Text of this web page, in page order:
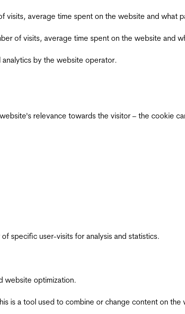
visits, average time spent on the website and what
of visits, average time spent on the website and
analytics by the website operator.
relevance towards the visitor – the cookie
specific user-visits for analysis and statistics.
website optimization.
is a tool used to combine or change content on